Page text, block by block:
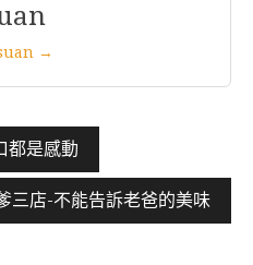
→
都是感動
三店-不能告訴老爸的美味